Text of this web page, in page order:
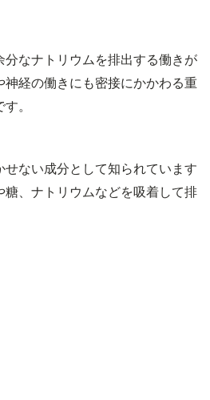
分なナトリウムを排出する働きが
神経の働きにも密接にかかわる重
。
ない成分として知られています
糖、ナトリウムなどを吸着して排